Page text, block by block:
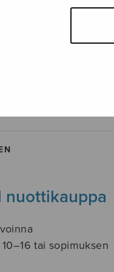
nuottikauppa
tai sopimuksen